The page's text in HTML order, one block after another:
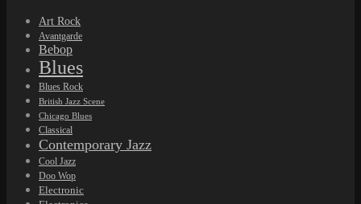
Art Rock
Avantgarde
Bebop
Blues
Blues Rock
British Jazz Scene
Chicago Blues
Classical
Contemporary Jazz
Cool Jazz
Doo Wop
Electronic